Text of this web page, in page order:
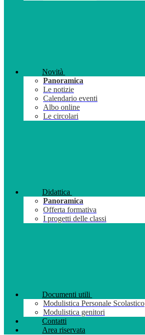
Novità
Panoramica
Le notizie
Calendario eventi
Albo online
Le circolari
Didattica
Panoramica
Offerta formativa
I progetti delle classi
Documenti utili
Modulistica Personale Scolastico
Modulistica genitori
Contatti
Area riservata